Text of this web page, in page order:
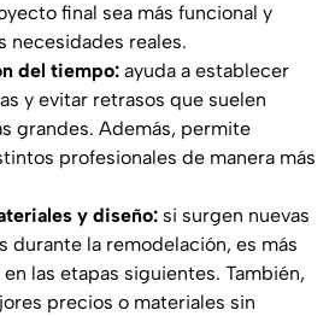
final sea más funcional y
necesidades reales.
del tiempo: ayuda a establecer
y evitar retrasos que suelen
grandes. Además, permite
profesionales de manera más
y diseño: si surgen nuevas
durante la remodelación, es más
las etapas siguientes. También,
precios o materiales sin